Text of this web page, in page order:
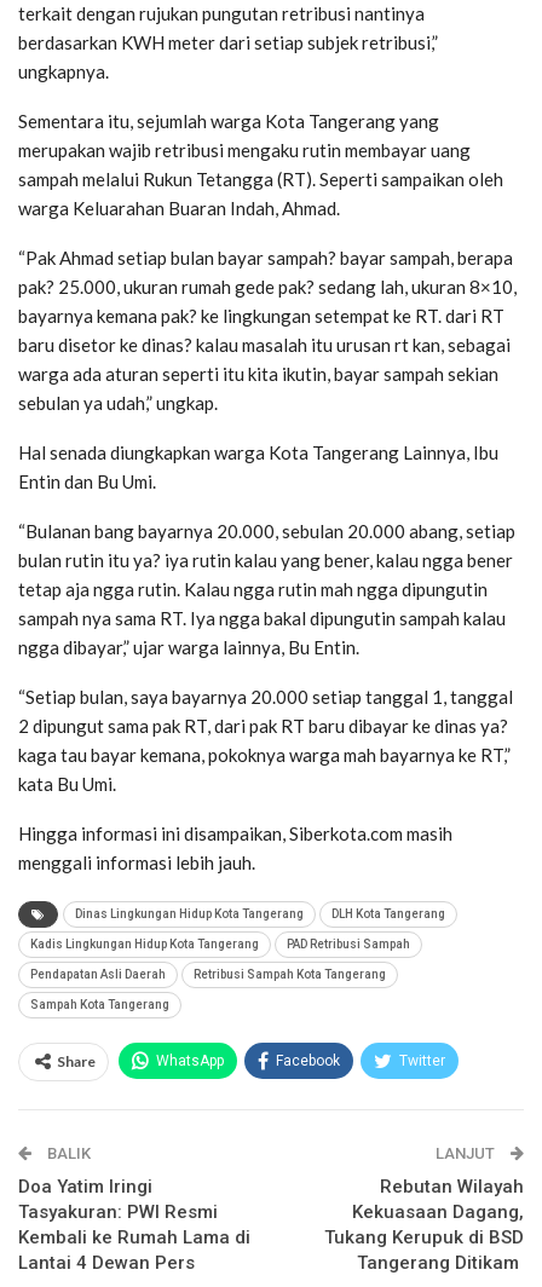
terkait dengan rujukan pungutan retribusi nantinya
berdasarkan KWH meter dari setiap subjek retribusi,”
ungkapnya.
Sementara itu, sejumlah warga Kota Tangerang yang
merupakan wajib retribusi mengaku rutin membayar uang
sampah melalui Rukun Tetangga (RT). Seperti sampaikan oleh
warga Keluarahan Buaran Indah, Ahmad.
“Pak Ahmad setiap bulan bayar sampah? bayar sampah, berapa
pak? 25.000, ukuran rumah gede pak? sedang lah, ukuran 8×10,
bayarnya kemana pak? ke lingkungan setempat ke RT. dari RT
baru disetor ke dinas? kalau masalah itu urusan rt kan, sebagai
warga ada aturan seperti itu kita ikutin, bayar sampah sekian
sebulan ya udah,” ungkap.
Hal senada diungkapkan warga Kota Tangerang Lainnya, Ibu
Entin dan Bu Umi.
“Bulanan bang bayarnya 20.000, sebulan 20.000 abang, setiap
bulan rutin itu ya? iya rutin kalau yang bener, kalau ngga bener
tetap aja ngga rutin. Kalau ngga rutin mah ngga dipungutin
sampah nya sama RT. Iya ngga bakal dipungutin sampah kalau
ngga dibayar,” ujar warga lainnya, Bu Entin.
“Setiap bulan, saya bayarnya 20.000 setiap tanggal 1, tanggal
2 dipungut sama pak RT, dari pak RT baru dibayar ke dinas ya?
kaga tau bayar kemana, pokoknya warga mah bayarnya ke RT,”
kata Bu Umi.
Hingga informasi ini disampaikan, Siberkota.com masih
menggali informasi lebih jauh.
Dinas Lingkungan Hidup Kota Tangerang DLH Kota Tangerang
Kadis Lingkungan Hidup Kota Tangerang PAD Retribusi Sampah
Pendapatan Asli Daerah Retribusi Sampah Kota Tangerang
Sampah Kota Tangerang
Share WhatsApp Facebook Twitter
Telegram
BALIK
Doa Yatim Iringi
Tasyakuran: PWI Resmi
Kembali ke Rumah Lama di
Lantai 4 Dewan Pers
LANJUT
Rebutan Wilayah
Kekuasaan Dagang,
Tukang Kerupuk di BSD
Tangerang Ditikam